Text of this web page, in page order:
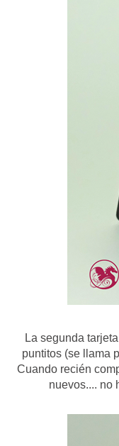
La segunda
puntitos (se llama
Cuando recién
nuevos.... no